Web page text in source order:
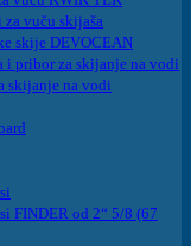
vuču skijaša
skije DEVOCEAN
i pribor za skijanje na vodi
skijanje na vodi
FINDER od 2“ 5/8 (67